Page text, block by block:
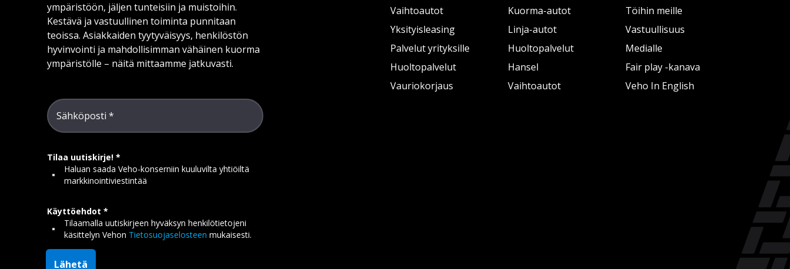
ympäristöön, jäljen tunteisiin ja muistoihin.
Kestävä ja vastuullinen toiminta punnitaan
teoissa. Asiakkaiden tyytyväisyys, henkilöstön
hyvinvointi ja mahdollisimman vähäinen kuorma
ympäristölle – näitä mittaamme jatkuvasti.
Sähköposti
Tilaa uutiskirje!
Haluan saada Veho-konserniin kuuluvilta yhtiöiltä
markkinointiviestintää
Käyttöehdot
Tilaamalla uutiskirjeen hyväksyn henkilötietojeni
käsittelyn Vehon Tietosuojaselosteen mukaisesti.
Lähetä
Vaihtoautot
Yksityisleasing
Palvelut yrityksille
Huoltopalvelut
Vauriokorjaus
Kuorma-autot
Linja-autot
Huoltopalvelut
Hansel
Vaihtoautot
Töihin meille
Vastuullisuus
Medialle
Fair play -kanava
Veho In English